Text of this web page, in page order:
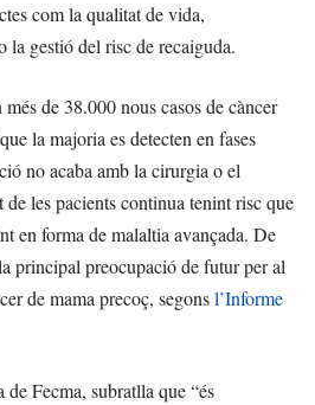
com la qualitat de vida,
la gestió del risc de recaiguda.
de 38.000 nous casos de càncer
la majoria es detecten en fases
no acaba amb la cirurgia o el
les pacients continua tenint risc que
en forma de malaltia avançada. De
principal preocupació de futur per al
de mama precoç, segonsl’Informe
Fecma, subratlla que “és